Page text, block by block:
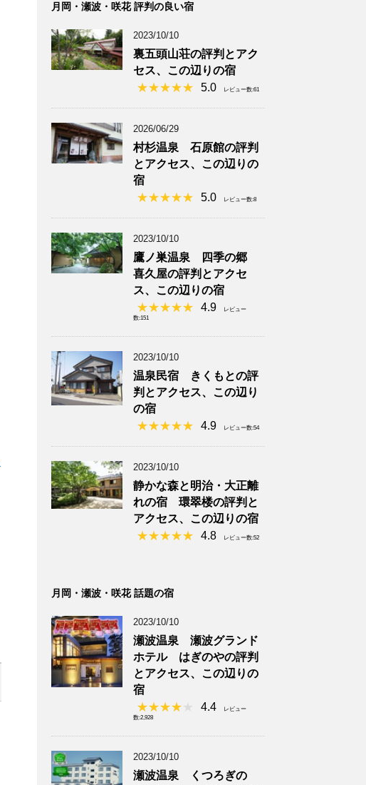
月岡・瀬波・咲花 評判の良い宿
2023/10/10
裏五頭山荘の評判とアク
セス、この辺りの宿
5.0
レビュー数:61
2026/06/29
村杉温泉 石原館の評判
とアクセス、この辺りの
宿
5.0
レビュー数:8
2023/10/10
鷹ノ巣温泉 四季の郷
喜久屋の評判とアクセ
ス、この辺りの宿
4.9
レビュー
数:151
2023/10/10
温泉民宿 きくもとの評
判とアクセス、この辺り
の宿
4.9
レビュー数:54
2023/10/10
静かな森と明治・大正離
れの宿 環翠楼の評判と
アクセス、この辺りの宿
4.8
レビュー数:52
月岡・瀬波・咲花 話題の宿
2023/10/10
瀬波温泉 瀬波グランド
ホテル はぎのやの評判
とアクセス、この辺りの
宿
4.4
レビュー
数:2,928
2023/10/10
瀬波温泉 くつろぎの